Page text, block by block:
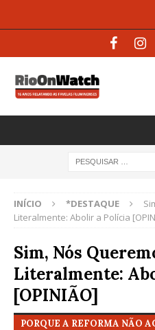
INÍCIO *DESTAQUE
Literalmente: Abolir a Polícia
Sim, Nós
Literalmente:
[OPINIÃO]
PORQUE A REFORMA NÃO